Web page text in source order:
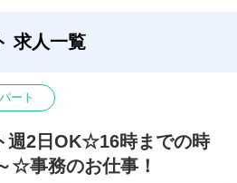
求人一覧
パート
週2日OK☆16時までの時
☆事務のお仕事！